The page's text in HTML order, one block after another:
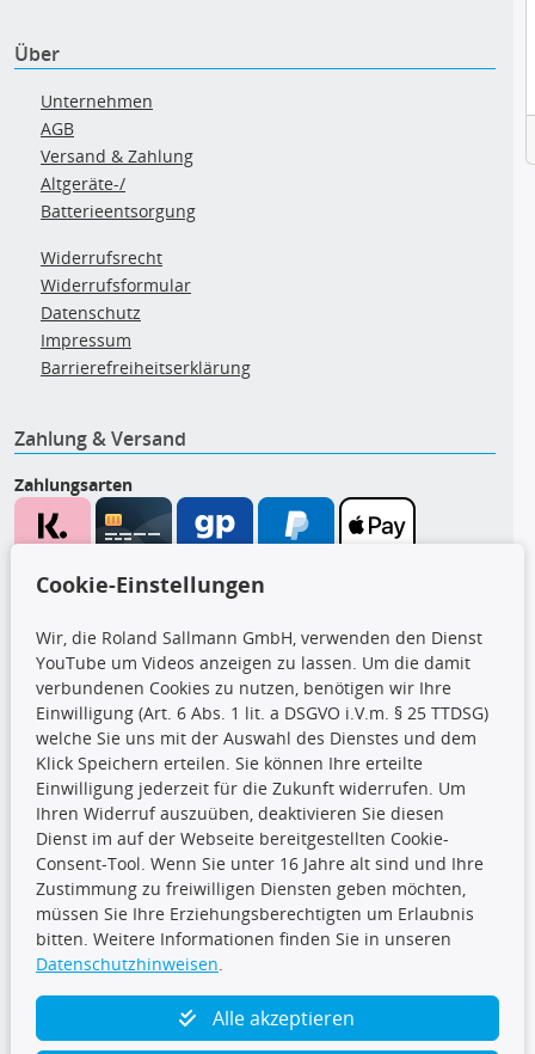
Über
Unternehmen
AGB
Versand & Zahlung
Altgeräte-/
Batterieentsorgung
Widerrufsrecht
Widerrufsformular
Datenschutz
Impressum
Barrierefreiheitserklärung
Zahlung & Versand
Zahlungsarten
CARAT Gruppe
Folge uns
Cookie-Einstellungen
Wir, die Roland Sallmann GmbH, verwenden den Dienst
YouTube um Videos anzeigen zu lassen. Um die damit
verbundenen Cookies zu nutzen, benötigen wir Ihre
Einwilligung (Art. 6 Abs. 1 lit. a DSGVO i.V.m. § 25 TTDSG)
welche Sie uns mit der Auswahl des Dienstes und dem
Klick Speichern erteilen. Sie können Ihre erteilte
Einwilligung jederzeit für die Zukunft widerrufen. Um
Ihren Widerruf auszuüben, deaktivieren Sie diesen
Dienst im auf der Webseite bereitgestellten Cookie-
Consent-Tool. Wenn Sie unter 16 Jahre alt sind und Ihre
Zustimmung zu freiwilligen Diensten geben möchten,
müssen Sie Ihre Erziehungsberechtigten um Erlaubnis
bitten. Weitere Informationen finden Sie in unseren
Datenschutzhinweisen.
Alle akzeptieren